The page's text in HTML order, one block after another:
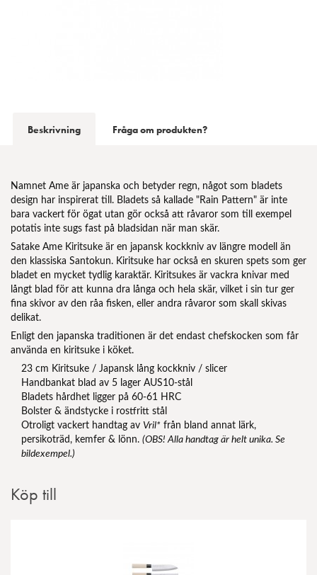
Beskrivning Fråga om produkten?
Namnet Ame är japanska och betyder regn, något som bladets
design har inspirerat till. Bladets så kallade "Rain Pattern" är inte
bara vackert för ögat utan gör också att råvaror som till exempel
potatis inte sugs fast på bladsidan när man skär.
Satake Ame Kiritsuke är en japansk kockkniv av längre modell än
den klassiska Santokun. Kiritsuke har också en skuren spets som ger
bladet en mycket tydlig karaktär. Kiritsukes är vackra knivar med
långt blad för att kunna dra långa och hela skär, vilket i sin tur ger
fina skivor av den råa fisken, eller andra råvaror som skall skivas
delikat.
Enligt den japanska traditionen är det endast chefskocken som får
använda en kiritsuke i köket.
23 cm Kiritsuke / Japansk lång kockkniv / slicer
Handbankat blad av 5 lager AUS10-stål
Bladets hårdhet ligger på 60-61 HRC
Bolster & ändstycke i rostfritt stål
Otroligt vackert handtag av Vril* från bland annat lärk,
persikoträd, kemfer & lönn. (OBS! Alla handtag är helt unika. Se
bildexempel.)
Köp till